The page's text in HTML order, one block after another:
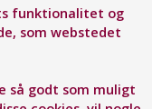
funktionalitet og
som webstedet
så godt som muligt